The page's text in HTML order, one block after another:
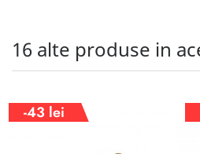
16 alte produse in
-43 lei